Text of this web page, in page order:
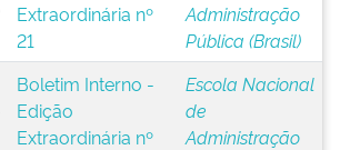
Extraordinária nº
21
Administração
Pública (Brasil)
Boletim Interno -
Edição
Extraordinária nº
Escola Nacional
de
Administração